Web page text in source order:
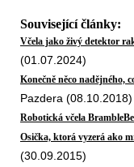
Související články:
Včela jako živý detektor
(01.07.2024)
Konečně něco nadějného,
Pazdera (08.10.2018)
Robotická včela
Osička, ktorá vyzerá ako
(30.09.2015)